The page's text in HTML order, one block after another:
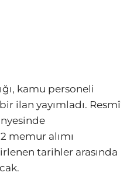
kamu personeli
ilan yayımladı. Resmî
memur alımı
tarihler arasında